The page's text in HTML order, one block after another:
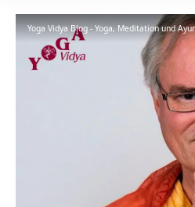
Yoga Vidya Blog - Yoga, Meditation und